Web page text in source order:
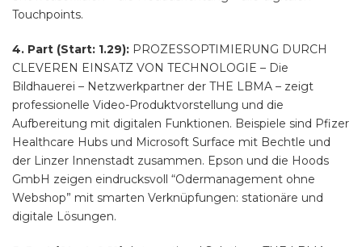
Touchpoints.
4. Part (Start: 1.29): PROZESSOPTIMIERUNG DURCH
CLEVEREN EINSATZ VON TECHNOLOGIE – Die
Bildhauerei – Netzwerkpartner der THE LBMA – zeigt
professionelle Video-Produktvorstellung und die
Aufbereitung mit digitalen Funktionen. Beispiele sind Pfizer
Healthcare Hubs und Microsoft Surface mit Bechtle und
der Linzer Innenstadt zusammen. Epson und die Hoods
GmbH zeigen eindrucksvoll “Odermanagement ohne
Webshop” mit smarten Verknüpfungen: stationäre und
digitale Lösungen.